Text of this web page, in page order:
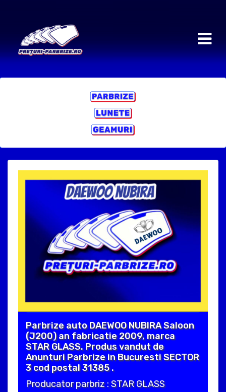
Parbrize auto DAEWOO NUBIRA Saloon
(J200) an fabricatie 2009, marca
STAR GLASS. Produs vandut de
Anunturi Parbrize in Bucuresti SECTOR
3 cod postal 31385 .
Producator parbriz : STAR GLASS